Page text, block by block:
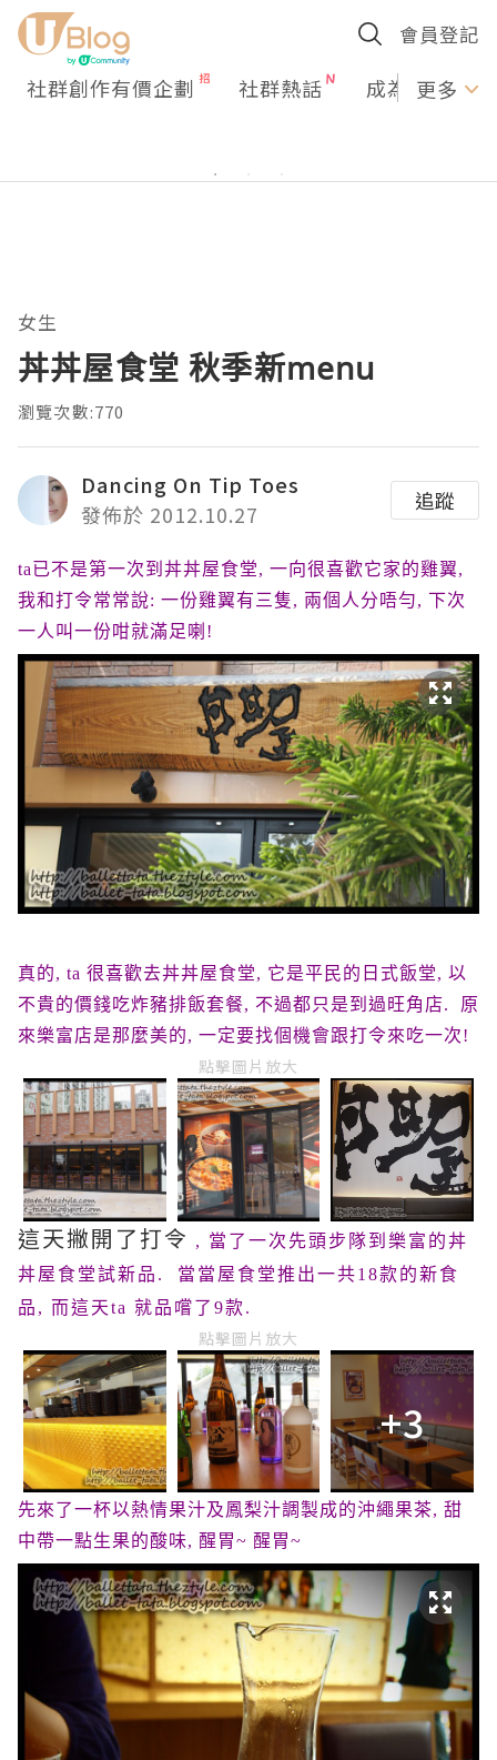
會員登記
社群創作有價企劃 社群熱話 成為U更多
女生
丼丼屋食堂 秋季新menu
瀏覽次數:770
Dancing On Tip Toes
發佈於 2012.10.27
追蹤
ta已不是第一次到丼丼屋食堂, 一向很喜歡它家的雞翼,
我和打令常常說: 一份雞翼有三隻, 兩個人分唔勻, 下次
一人叫一份咁就滿足喇!
真的, ta 很喜歡去丼丼屋食堂, 它是平民的日式飯堂, 以
不貴的價錢吃炸豬排飯套餐, 不過都只是到過旺角店. 原
來樂富店是那麼美的, 一定要找個機會跟打令來吃一次!
點擊圖片放大
這天撇開了打令 , 當了一次先頭步隊到樂富的丼
丼屋食堂試新品. 當當屋食堂推出一共18款的新食
品, 而這天ta 就品嚐了9款.
點擊圖片放大
+3
先來了一杯以熱情果汁及鳳梨汁調製成的沖繩果茶, 甜
中帶一點生果的酸味, 醒胃~ 醒胃~